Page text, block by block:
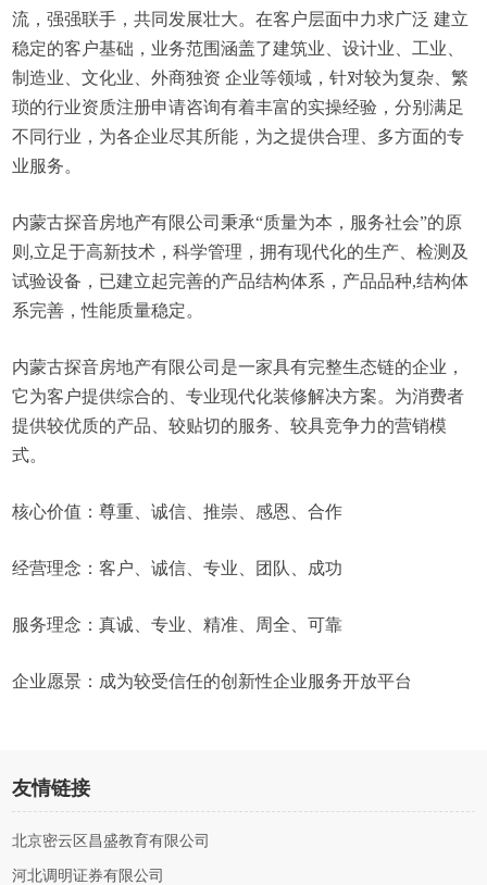
流，强强联手，共同发展壮大。在客户层面中力求广泛 建立
稳定的客户基础，业务范围涵盖了建筑业、设计业、工业、
制造业、文化业、外商独资 企业等领域，针对较为复杂、繁
琐的行业资质注册申请咨询有着丰富的实操经验，分别满足
不同行业，为各企业尽其所能，为之提供合理、多方面的专
业服务。
内蒙古探音房地产有限公司秉承“质量为本，服务社会”的原
则,立足于高新技术，科学管理，拥有现代化的生产、检测及
试验设备，已建立起完善的产品结构体系，产品品种,结构体
系完善，性能质量稳定。
内蒙古探音房地产有限公司是一家具有完整生态链的企业，
它为客户提供综合的、专业现代化装修解决方案。为消费者
提供较优质的产品、较贴切的服务、较具竞争力的营销模
式。
核心价值：尊重、诚信、推崇、感恩、合作
经营理念：客户、诚信、专业、团队、成功
服务理念：真诚、专业、精准、周全、可靠
企业愿景：成为较受信任的创新性企业服务开放平台
友情链接
北京密云区昌盛教育有限公司
河北调明证券有限公司